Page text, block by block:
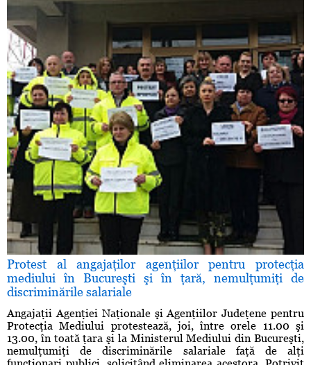
Protest al angajaţilor agenţiilor pentru protecţia
mediului în Bucureşti şi în ţară, nemulţumiţi de
discriminările salariale
Angajaţii Agenţiei Naţionale şi Agenţiilor Judeţene pentru
Protecţia Mediului protestează, joi, între orele 11.00 şi
13.00, în toată ţara şi la Ministerul Mediului din Bucureşti,
nemulţumiţi de discriminările salariale faţă de alţi